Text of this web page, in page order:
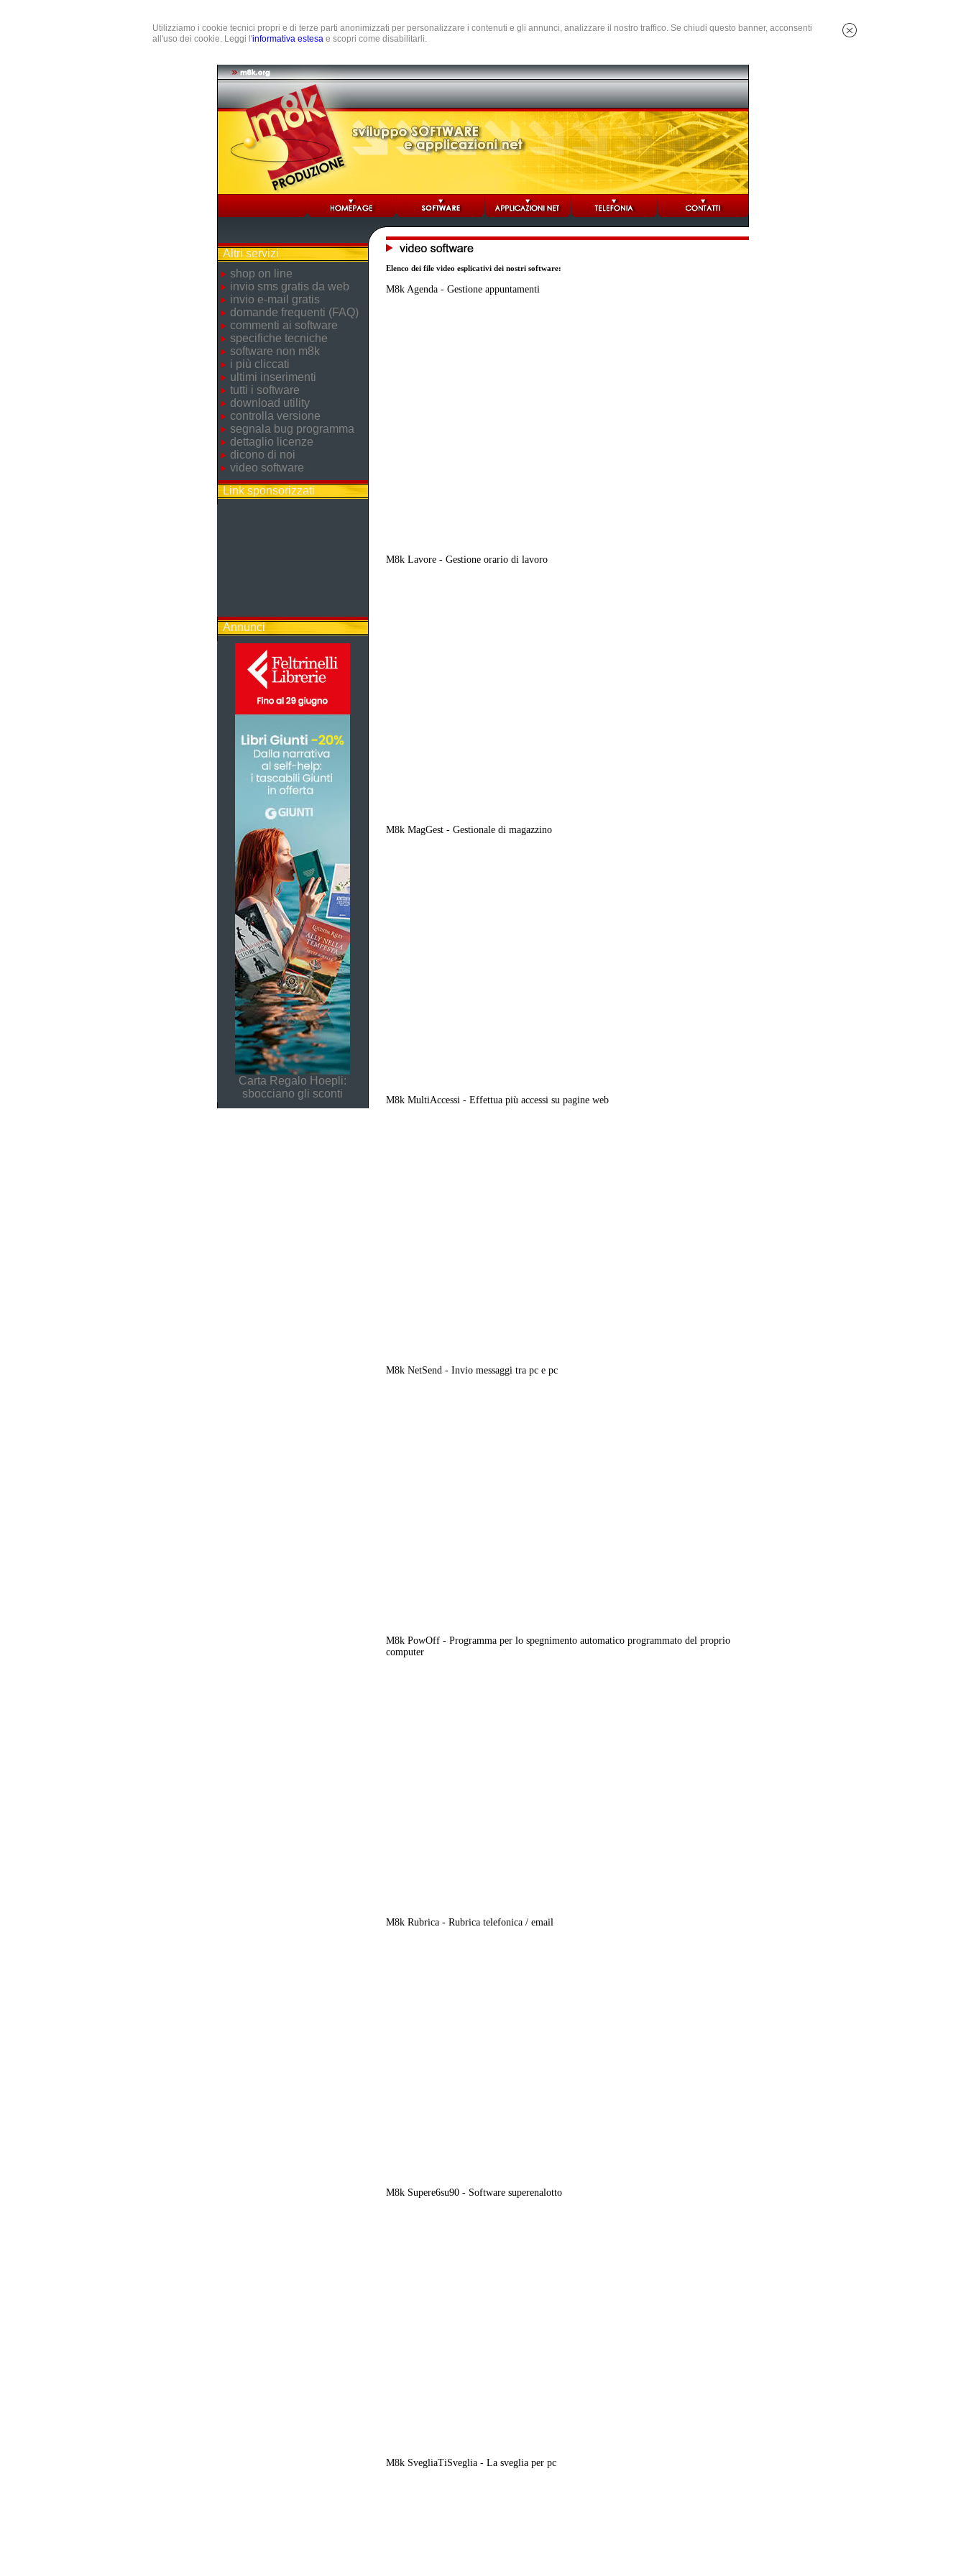
Utilizziamo i cookie tecnici propri e di terze parti anonimizzati per personalizzare i contenuti e gli annunci, analizzare il nostro traffico. Se chiudi questo banner, acconsenti
all'uso dei cookie. Leggi l'informativa estesa e scopri come disabilitarli.
Altri servizi
shop on line
invio sms gratis da web
invio e-mail gratis
domande frequenti (FAQ)
commenti ai software
specifiche tecniche
software non m8k
i più cliccati
ultimi inserimenti
tutti i software
download utility
controlla versione
segnala bug programma
dettaglio licenze
dicono di noi
video software
Link sponsorizzati
Annunci
Carta Regalo Hoepli:
sbocciano gli sconti
Elenco dei file video esplicativi dei nostri software:
M8k Agenda - Gestione appuntamenti
M8k Lavore - Gestione orario di lavoro
M8k MagGest - Gestionale di magazzino
M8k MultiAccessi - Effettua più accessi su pagine web
M8k NetSend - Invio messaggi tra pc e pc
M8k PowOff - Programma per lo spegnimento automatico programmato del proprio
computer
M8k Rubrica - Rubrica telefonica / email
M8k Supere6su90 - Software superenalotto
M8k SvegliaTiSveglia - La sveglia per pc